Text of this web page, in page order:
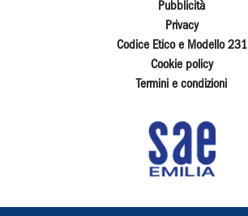
Pubblicità
Privacy
Codice Etico e Modello 231
Cookie policy
Termini e condizioni